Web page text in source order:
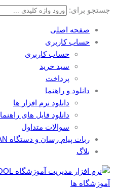
جستجو برای:
صفحه اصلی
حساب کاربری
حساب کاربری
سبد خرید
پرداخت
دانلود و راهنما
دانلود نرم افزار ها
دانلود فایل های راهنما
سوالات متداول
ربات پیام رسان و دستگاه SMSBAN
بلاگ